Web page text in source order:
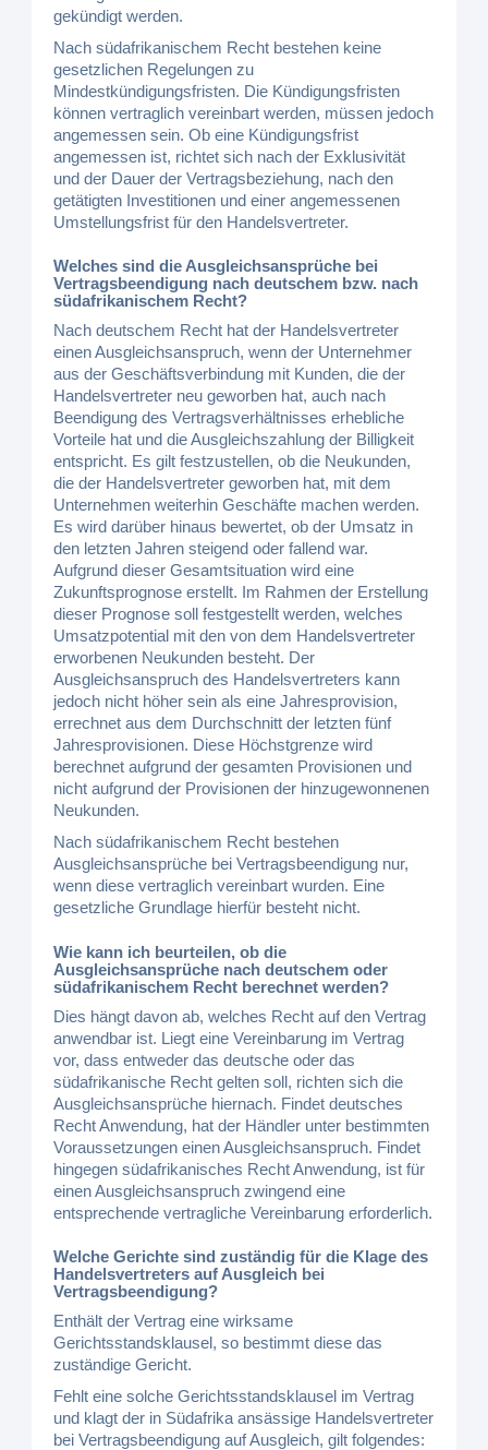
gekündigt werden.
Nach südafrikanischem Recht bestehen keine
gesetzlichen Regelungen zu
Mindestkündigungsfristen. Die Kündigungsfristen
können vertraglich vereinbart werden, müssen jedoch
angemessen sein. Ob eine Kündigungsfrist
angemessen ist, richtet sich nach der Exklusivität
und der Dauer der Vertragsbeziehung, nach den
getätigten Investitionen und einer angemessenen
Umstellungsfrist für den Handelsvertreter.
Welches sind die Ausgleichsansprüche bei
Vertragsbeendigung nach deutschem bzw. nach
südafrikanischem Recht?
Nach deutschem Recht hat der Handelsvertreter
einen Ausgleichsanspruch, wenn der Unternehmer
aus der Geschäftsverbindung mit Kunden, die der
Handelsvertreter neu geworben hat, auch nach
Beendigung des Vertragsverhältnisses erhebliche
Vorteile hat und die Ausgleichszahlung der Billigkeit
entspricht. Es gilt festzustellen, ob die Neukunden,
die der Handelsvertreter geworben hat, mit dem
Unternehmen weiterhin Geschäfte machen werden.
Es wird darüber hinaus bewertet, ob der Umsatz in
den letzten Jahren steigend oder fallend war.
Aufgrund dieser Gesamtsituation wird eine
Zukunftsprognose erstellt. Im Rahmen der Erstellung
dieser Prognose soll festgestellt werden, welches
Umsatzpotential mit den von dem Handelsvertreter
erworbenen Neukunden besteht. Der
Ausgleichsanspruch des Handelsvertreters kann
jedoch nicht höher sein als eine Jahresprovision,
errechnet aus dem Durchschnitt der letzten fünf
Jahresprovisionen. Diese Höchstgrenze wird
berechnet aufgrund der gesamten Provisionen und
nicht aufgrund der Provisionen der hinzugewonnenen
Neukunden.
Nach südafrikanischem Recht bestehen
Ausgleichsansprüche bei Vertragsbeendigung nur,
wenn diese vertraglich vereinbart wurden. Eine
gesetzliche Grundlage hierfür besteht nicht.
Wie kann ich beurteilen, ob die
Ausgleichsansprüche nach deutschem oder
südafrikanischem Recht berechnet werden?
Dies hängt davon ab, welches Recht auf den Vertrag
anwendbar ist. Liegt eine Vereinbarung im Vertrag
vor, dass entweder das deutsche oder das
südafrikanische Recht gelten soll, richten sich die
Ausgleichsansprüche hiernach. Findet deutsches
Recht Anwendung, hat der Händler unter bestimmten
Voraussetzungen einen Ausgleichsanspruch. Findet
hingegen südafrikanisches Recht Anwendung, ist für
einen Ausgleichsanspruch zwingend eine
entsprechende vertragliche Vereinbarung erforderlich.
Welche Gerichte sind zuständig für die Klage des
Handelsvertreters auf Ausgleich bei
Vertragsbeendigung?
Enthält der Vertrag eine wirksame
Gerichtsstandsklausel, so bestimmt diese das
zuständige Gericht.
Fehlt eine solche Gerichtsstandsklausel im Vertrag
und klagt der in Südafrika ansässige Handelsvertreter
bei Vertragsbeendigung auf Ausgleich, gilt folgendes: